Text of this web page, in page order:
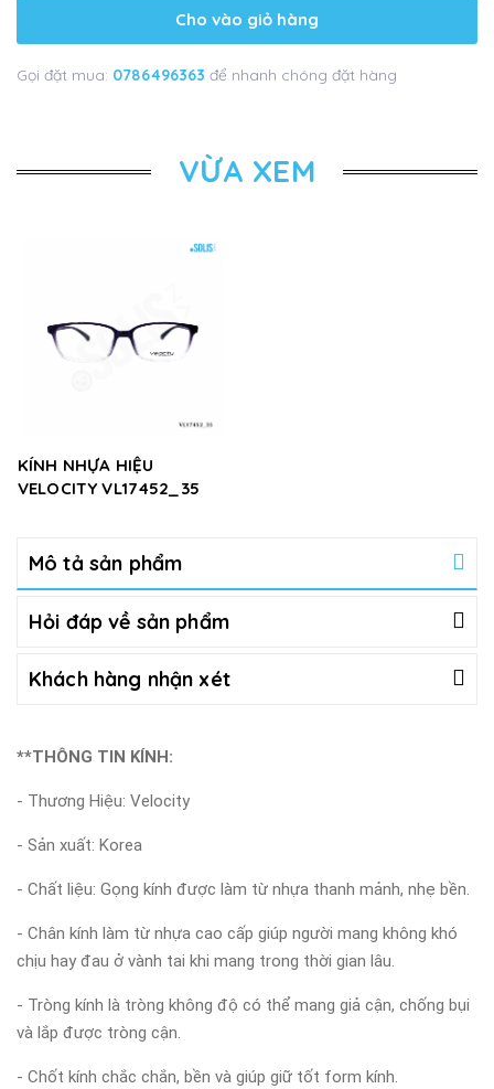
Cho vào giỏ hàng
Gọi đặt mua: 0786496363 để nhanh chóng đặt hàng
VỪA XEM
KÍNH NHỰA HIỆU
VELOCITY VL17452_35
Mô tả sản phẩm
Hỏi đáp về sản phẩm
Khách hàng nhận xét
**THÔNG TIN KÍNH:
- Thương Hiệu: Velocity
- Sản xuất: Korea
- Chất liệu: Gọng kính được làm từ nhựa thanh mảnh, nhẹ bền.
- Chân kính làm từ nhựa cao cấp giúp người mang không khó
chịu hay đau ở vành tai khi mang trong thời gian lâu.
- Tròng kính là tròng không độ có thể mang giả cận, chống bụi
và lắp được tròng cận.
- Chốt kính chắc chắn, bền và giúp giữ tốt form kính.